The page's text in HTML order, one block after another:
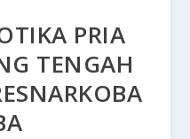
PRIA
TENGAH